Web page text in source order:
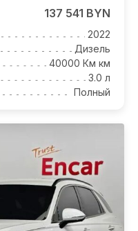
137 541 BYN
2022
Дизель
40000 Км км
3.0 л
Полный